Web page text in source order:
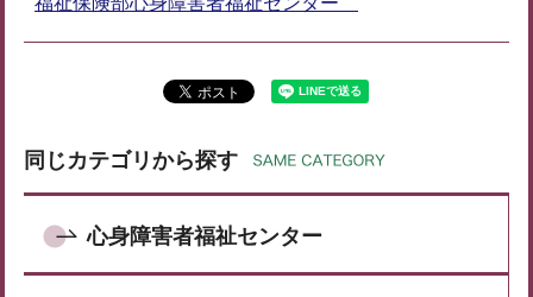
同じカテゴリから探す
心身障害者福祉センター